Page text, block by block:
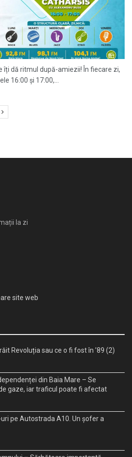
îți dă ritmul după-amiezii! În fiecare zi,
16:00 și 17:00,...
la zi
site web
Revoluția sau ce o fi fost în ’89 (2)
din Baia Mare – Se
gaze, iar traficul poate fi afectat
pe Autostrada A10. Un șofer a